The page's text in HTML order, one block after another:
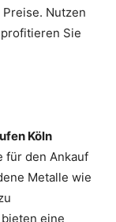
Nutzen
Sie
Köln
für den Ankauf
Metalle wie
eine